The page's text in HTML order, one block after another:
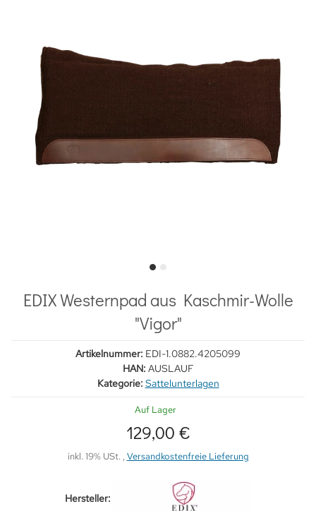
EDIX Westernpad aus Kaschmir-Wolle
"Vigor"
Artikelnummer: EDI-1.0882.4205099
HAN: AUSLAUF
Kategorie: Sattelunterlagen
Auf Lager
129,00 €
inkl. 19% USt. ,Versandkostenfreie Lieferung
Hersteller: